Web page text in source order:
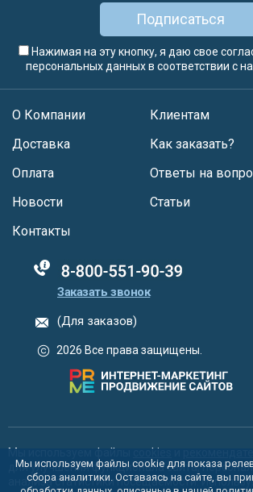
Подписаться
Нажимая на эту кнопку, я даю свое
персональных данных в соответствии с
О Компании
Доставка
Оплата
Новости
Клиентам
Как заказать?
Ответы на
Статьи
Контакты
88005555550
Заказать звонок
(Для заказов)
2026 Все права защищены.
Мы используем файлы cookies
для улучшения функционала сайта,
анализа статистики посещаемости.
Мы используем файлы cookie для показа
сбора аналитики. Оставаясь на сайте, вы